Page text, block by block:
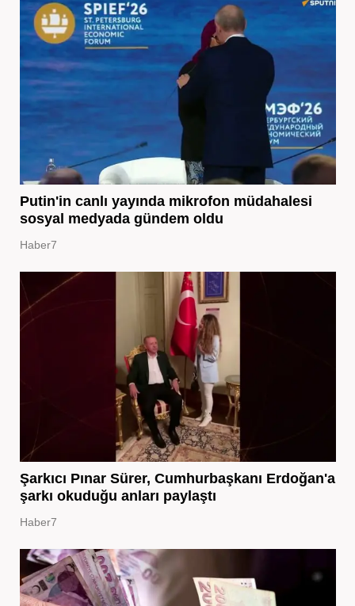
Putin'in canlı yayında mikrofon müdahalesi
sosyal medyada gündem oldu
Haber7
Şarkıcı Pınar Sürer, Cumhurbaşkanı Erdoğan'a
şarkı okuduğu anları paylaştı
Haber7